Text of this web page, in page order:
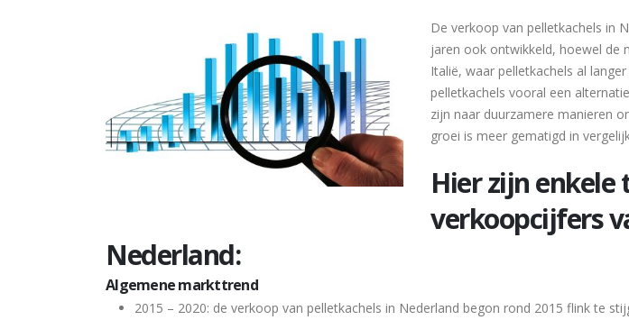
De verkoop van pelletkachels in
jaren ook ontwikkeld, hoewel de
Italië, waar pelletkachels al
pelletkachels vooral een
zijn naar duurzamere manieren
groei is meer gematigd in
Hier zijn enkele
verkoopcijfers
Nederland:
Algemene markttrend
2015 – 2020: de verkoop van pelletkachels in Nederland begon rond 2015 flink te